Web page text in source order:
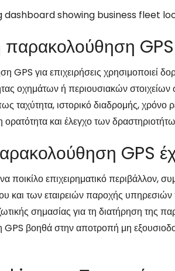
παρακολούθηση GPS
GPS για επιχειρήσεις χρησιμοποιεί
οχημάτων ή περιουσιακών
ταχύτητα, ιστορικό διαδρομής, χρόνο
και έλεγχο των
GPS
ποικίλο επιχειρηματικό
και των εταιρειών παροχής
ζωτικής σημασίας για τη διατήρηση
βοηθά στην αποτροπή μη